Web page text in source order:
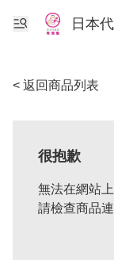
日本
< 返回商品列表
很抱歉
無法在網站
請檢查商品